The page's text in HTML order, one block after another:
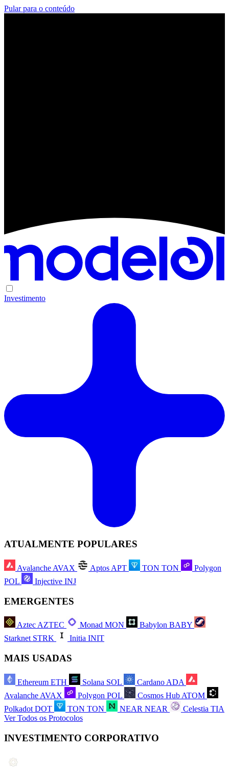
Pular para o conteúdo
Investimento
ATUALMENTE POPULARES
Avalanche AVAX Aptos APT TON TON
Polygon
POL
Injective INJ
EMERGENTES
AztecAZTEC Monad MON Babylon BABY
Starknet STRK Initia INIT
MAIS USADAS
Ethereum ETH Solana SOL Cardano ADA
Avalanche AVAX Polygon POL Cosmos Hub ATOM
Polkadot DOT TON TON NEAR NEAR Celestia TIA
Ver Todos os Protocolos
INVESTIMENTO CORPORATIVO